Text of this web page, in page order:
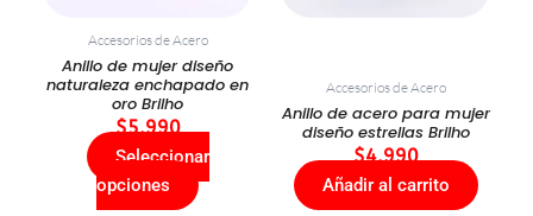
Accesorios de Acero
Anillo de mujer diseño
naturaleza enchapado en
oro Brilho
$5.990
Seleccionar
opciones
pueden
elegir
en
la
página
de
Accesorios de Acero
Anillo de acero para mujer
diseño estrellas Brilho
$4.990
Añadir al carrito